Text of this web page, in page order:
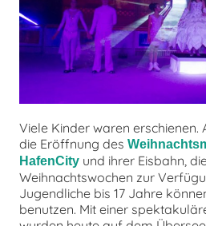
Viele Kinder waren
die Eröffnung des
HafenCity und ihrer Eisbahn,
Weihnachtswochen zur
Jugendliche bis 17 Jahre
benutzen. Mit einer